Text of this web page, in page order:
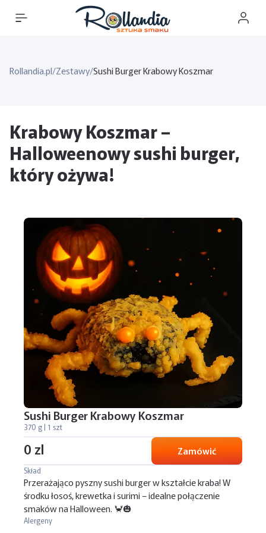
Rollandia.pl/Zestawy/Sushi Burger Krabowy Koszmar
Krabowy Koszmar –
Halloweenowy sushi burger,
który ożywa!
Sushi Burger Krabowy Koszmar
370 g | 1 szt
0 zl Zamówić
Skład
Przerażająco pyszny sushi burger w kształcie kraba! W
środku łosoś, krewetka i surimi – idealne połączenie
smaków na Halloween. 🦀🎃
Alergeny